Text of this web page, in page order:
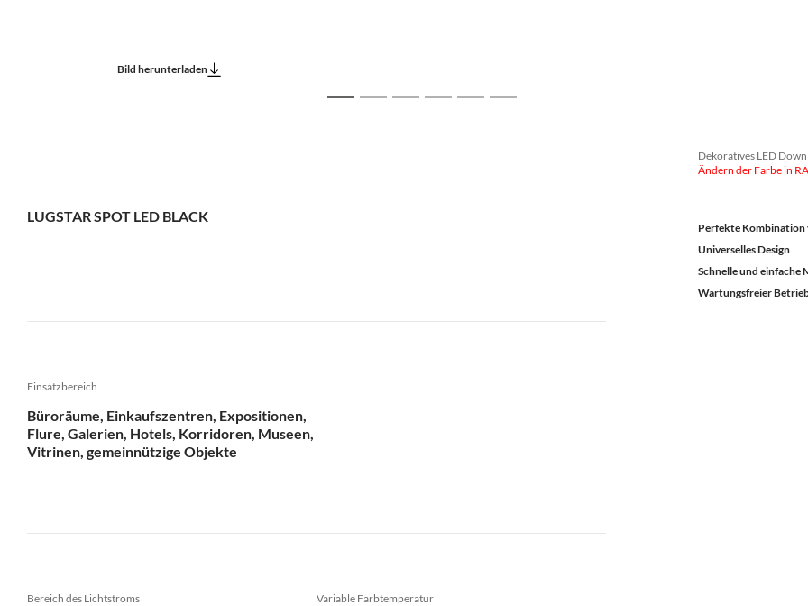
Bild herunterladen
LUGSTAR SPOT LED BLACK
Dekoratives LED
Ändern der Farbe in
Perfekte
Universelles Design
Schnelle und einfache
Wartungsfreier
Einsatzbereich
Büroräume, Einkaufszentren, Expositionen,
Flure, Galerien, Hotels, Korridoren, Museen,
Vitrinen, gemeinnützige Objekte
Bereich des Lichtstroms Variable Farbtemperatur